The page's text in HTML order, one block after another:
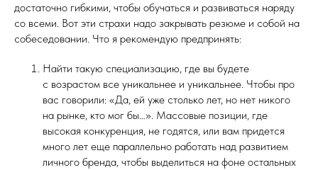
достаточно гибкими, чтобы обучаться и развиваться наряду
со всеми. Вот эти страхи надо закрывать резюме и собой на
собеседовании. Что я рекомендую предпринять:
Найти такую специализацию, где вы будете
с возрастом все уникальнее и уникальнее. Чтобы про
вас говорили: «Да, ей уже столько лет, но нет никого
на рынке, кто мог бы…». Массовые позиции, где
высокая конкуренция, не годятся, или вам придется
много лет еще параллельно работать над развитием
личного бренда, чтобы выделиться на фоне остальных